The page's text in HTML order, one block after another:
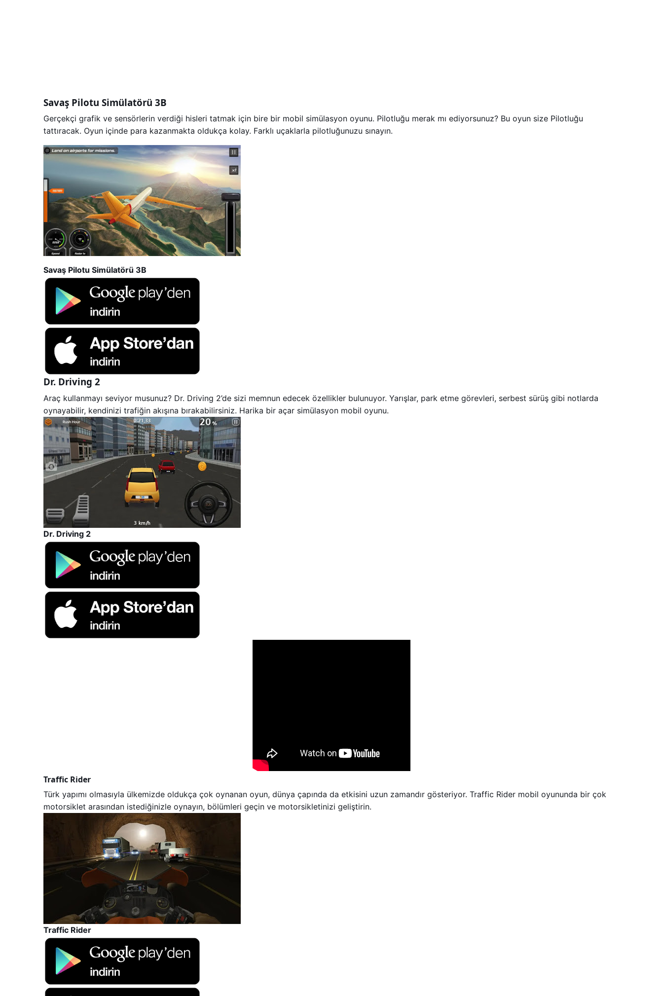
Savaş Pilotu Simülatörü 3B
Gerçekçi grafik ve sensörlerin verdiği hisleri tatmak için bire bir mobil simülasyon oyunu. Pilotluğu merak mı ediyorsunuz? Bu oyun size Pilotluğu
tattıracak. Oyun içinde para kazanmakta oldukça kolay. Farklı uçaklarla pilotluğunuzu sınayın.
Savaş Pilotu Simülatörü 3B
Dr. Driving 2
Araç kullanmayı seviyor musunuz? Dr. Driving 2’de sizi memnun edecek özellikler bulunuyor. Yarışlar, park etme görevleri, serbest sürüş gibi notlarda
oynayabilir, kendinizi trafiğin akışına bırakabilirsiniz. Harika bir açar simülasyon mobil oyunu.
Dr. Driving 2
Traffic Rider
Türk yapımı olmasıyla ülkemizde oldukça çok oynanan oyun, dünya çapında da etkisini uzun zamandır gösteriyor. Traffic Rider mobil oyununda bir çok
motorsiklet arasından istediğinizle oynayın, bölümleri geçin ve motorsikletinizi geliştirin.
Traffic Rider